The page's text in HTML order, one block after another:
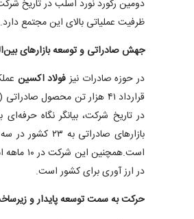
ظرفیت عملیاتی بالای این مجتمع دارد.
جهش صادراتی و توسعه بازارهای
در حوزه صادرات نیزفولاد اکسین
قرارداد ۴۱ هزار تن محصول
در تاریخ شرکت، بیانگر نگاه
بازارهای
در ارز آوری برای کشور است.
حرکت به سمت توسعه پایدار و